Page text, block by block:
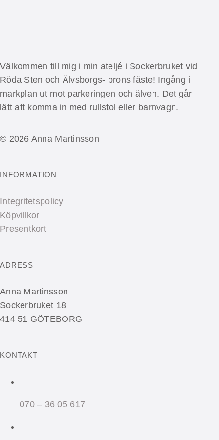
Välkommen till mig i min ateljé i Sockerbruket vid
Röda Sten och Älvsborgs- brons fäste! Ingång i
markplan ut mot parkeringen och älven. Det går
lätt att komma in med rullstol eller barnvagn.
© 2026 Anna Martinsson
INFORMATION
Integritetspolicy
Köpvillkor
Presentkort
ADRESS
Anna Martinsson
Sockerbruket 18
414 51 GÖTEBORG
KONTAKT
070 – 36 05 617